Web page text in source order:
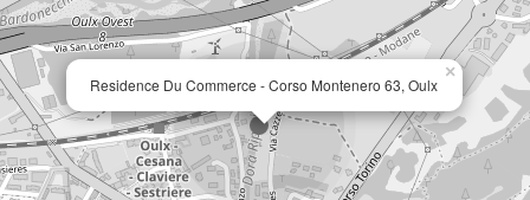
Residence Du Commerce - Corso Montenero 63, Oulx
×